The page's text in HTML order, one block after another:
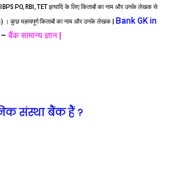
PO, RBI, TET इत्यादि के लिए किताबों का नाम और उनके लेखक से
। कुछ महत्वपूर्ण किताबों का नाम और उनके लेखक |
Bank GK in
बैंक सामान्य ज्ञान |
संस्था बैंक हैं ?